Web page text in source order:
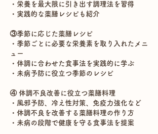
・栄養を最大限に引き出す調理法を習得
・実践的な薬膳レシピも紹介
③季節に応じた薬膳レシピ
・季節ごとに必要な栄養素を取り入れたメニ
ュー
・体調に合わせた食事法を実践的に学ぶ
・未病予防に役立つ季節のレシピ
④ 体調不良改善に役立つ薬膳料理
・風邪予防、冷え性対策、免疫力強化など
・体調不良を改善する薬膳料理の作り方
・未病の段階で健康を守る食事法を提案